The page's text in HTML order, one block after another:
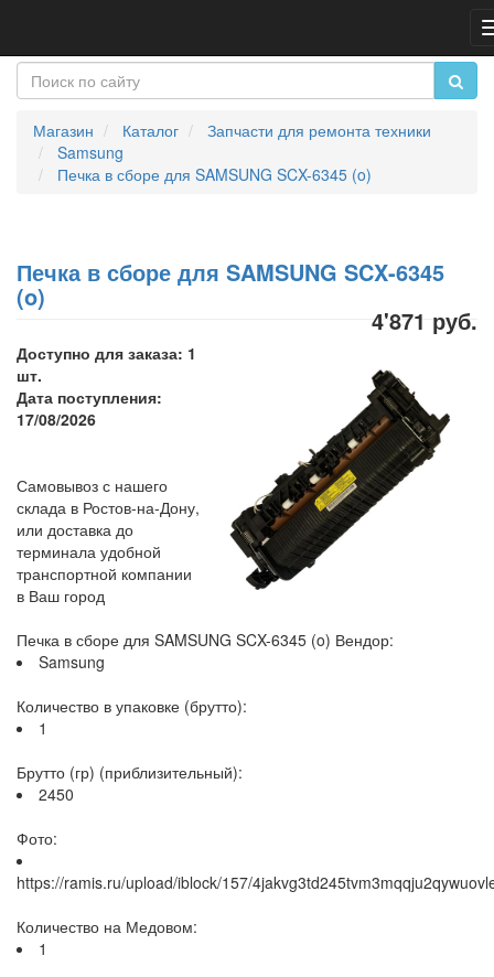
Магазин Каталог
Запчасти для ремонта техники
Samsung
Печка в сборе для SAMSUNG SCX-6345 (o)
Печка в сборе для SAMSUNG SCX-6345
(o)
4'871 руб.
Доступно для заказа: 1
шт.
Дата поступления:
17/08/2026
Самовывоз с нашего
склада в Ростов-на-Дону,
или доставка до
терминала удобной
транспортной компании
в Ваш город
Печка в сборе для SAMSUNG SCX-6345 (o) Вендор:
Samsung
Количество в упаковке (брутто):
1
Брутто (гр) (приблизительный):
2450
Фото:
https://ramis.ru/upload/iblock/157/
Количество на Медовом:
1